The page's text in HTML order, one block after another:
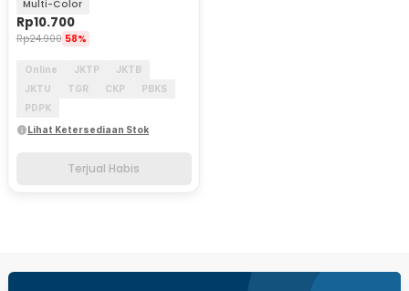
Multi-Color
Rp10.700
Rp24.900 58%
Online JKTP
JKTB
JKTU
TGR CKP
PBKS
PDPK
Lihat Ketersediaan Stok
Terjual Habis